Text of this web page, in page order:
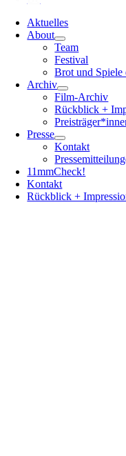
Aktuelles
About
Team
Festival
Brot und Spiele
Archiv
Film-Archiv
Rückblick +
Presse
Kontakt
11mmCheck!
Kontakt
Rückblick +